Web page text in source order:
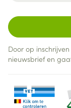
Door op
nieuwsbrief en